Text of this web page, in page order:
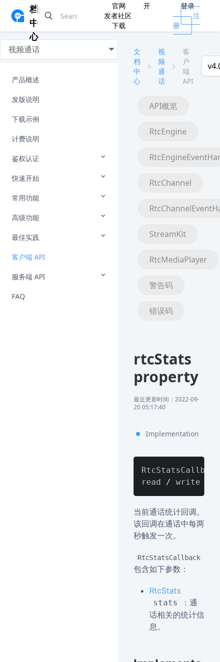
档
中
心
官网
开
发者社区
下载
登录
注
册
视频通话
产品概述
发版说明
下载示例
计费说明
鉴权认证
快速开始
常用功能
高级功能
最佳实践
客户端 API
服务端 API
FAQ
文
档
中
心
视
频
通
话
客
户
端
API
API概览
RtcEngine
RtcChannel
StreamKit
RtcMediaPlayer
警告码
错误码
rtcStats
property
最近更新时间：2022-09-
20 05:17:40
Implementation
read /
当前通话统计回调。
该回调在通话中每两
秒触发一次。
RtcStatsCallback
包含如下参数：
RtcStats
stats
：通
话相关的统计信
息。